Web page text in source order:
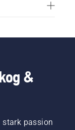
&
stark passion